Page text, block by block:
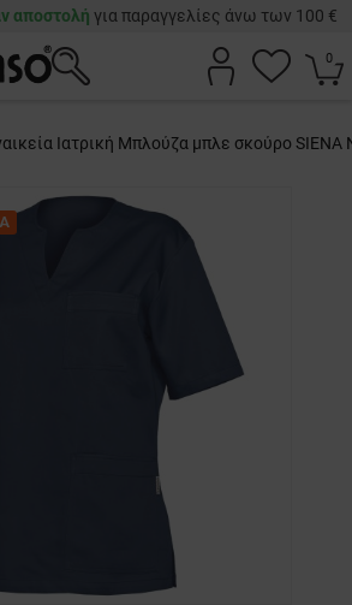
αποστολή για παραγγελίες άνω των 100 €
0
Ιατρική Μπλούζα μπλε σκούρο SIENA